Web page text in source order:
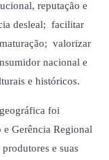
reputação e
desleal; facilitar
valorizar
nacional e
e históricos.
foi
e Gerência Regional
e suas